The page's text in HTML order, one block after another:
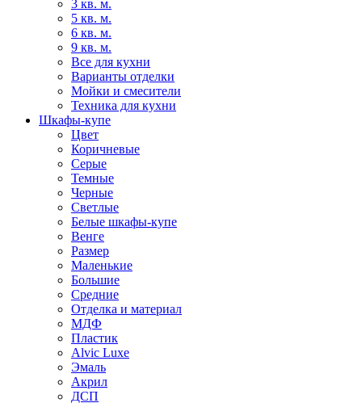
3 кв. м.
5 кв. м.
6 кв. м.
9 кв. м.
Все для кухни
Варианты отделки
Мойки и смесители
Техника для кухни
Шкафы-купе
Цвет
Коричневые
Серые
Темные
Черные
Светлые
Белые шкафы-купе
Венге
Размер
Маленькие
Большие
Средние
Отделка и материал
МДФ
Пластик
Alvic Luxe
Эмаль
Акрил
ДСП